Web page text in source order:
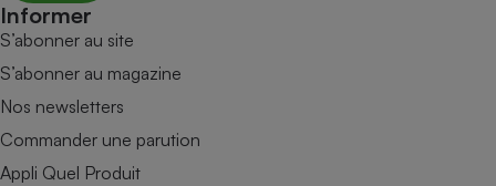
Informer
S’abonner au site
S’abonner au magazine
Nos newsletters
Commander une parution
Appli Quel Produit